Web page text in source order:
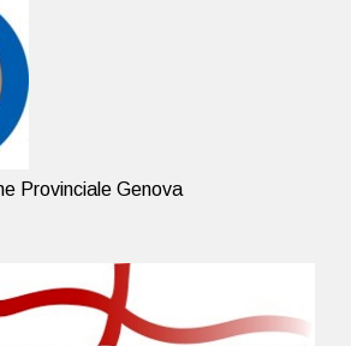
Provinciale Genova